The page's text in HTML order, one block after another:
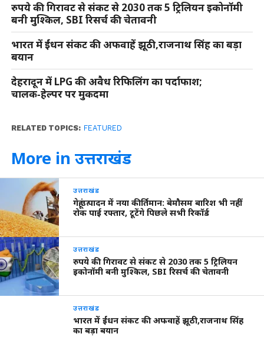
रुपये की गिरावट से संकट से 2030 तक 5 ट्रिलियन इकोनॉमी
बनी मुश्किल, SBI रिसर्च की चेतावनी
भारत में ईंधन संकट की अफवाहें झूठी,राजनाथ सिंह का बड़ा
बयान
देहरादून में LPG की अवैध रिफिलिंग का पर्दाफाश;
चालक‑हेल्पर पर मुकदमा
RELATED TOPICS: FEATURED
More in उत्तराखंड
उत्तराखंड
गेहूं उत्पादन में नया कीर्तिमान: बेमौसम बारिश भी नहीं
रोक पाई रफ्तार, टूटेंगे पिछले सभी रिकॉर्ड
उत्तराखंड
रुपये की गिरावट से संकट से 2030 तक 5 ट्रिलियन
इकोनॉमी बनी मुश्किल, SBI रिसर्च की चेतावनी
उत्तराखंड
भारत में ईंधन संकट की अफवाहें झूठी,राजनाथ सिंह
का बड़ा बयान